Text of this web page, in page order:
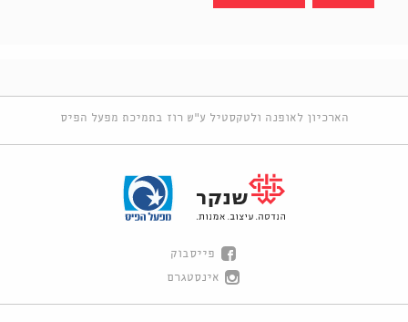
הארכיון לאופנה ולטקסטיל ע"ש רוז בתמיכת מפעל הפיס
פייסבוק
אינסטגרם